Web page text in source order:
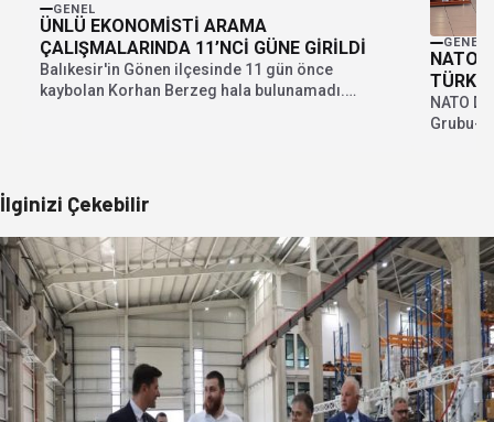
GENEL
ÜNLÜ EKONOMİSTİ ARAMA
ÇALIŞMALARINDA 11’NCİ GÜNE GİRİLDİ
Balıkesir'in Gönen ilçesinde 11 gün önce
kaybolan Korhan Berzeg hala bulunamadı.
GENEL
NATO
NATO
Grubu-
İlginizi Çekebilir